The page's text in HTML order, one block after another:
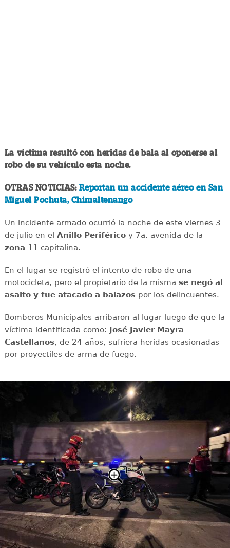
La víctima resultó con heridas de bala al oponerse al
robo de su vehículo esta noche.
OTRAS NOTICIAS: Reportan un accidente aéreo en San
Miguel Pochuta, Chimaltenango
Un incidente armado ocurrió la noche de este viernes 3
de julio en el Anillo Periféricoy 7a. avenida de la
zona 11capitalina.
En el lugar se registró el intento de robo de una
motocicleta, pero el propietario de la misma se negó al
asalto y fue atacado a balazospor los delincuentes.
Bomberos Municipales arribaron al lugar luego de que la
víctima identificada como: José Javier Mayra
Castellanos, de 24 años, sufriera heridas ocasionadas
por proyectiles de arma de fuego.